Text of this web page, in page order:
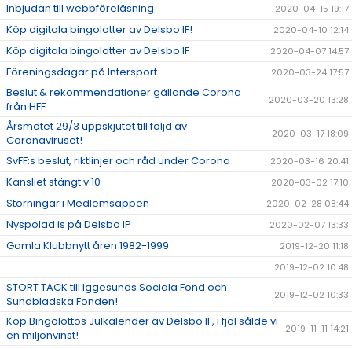
Inbjudan till webbföreläsning 2020-04-15 19:17
Köp digitala bingolotter av Delsbo IF! 2020-04-10 12:14
Köp digitala bingolotter av Delsbo IF 2020-04-07 14:57
Föreningsdagar på Intersport 2020-03-24 17:57
Beslut & rekommendationer gällande Corona
från HFF
2020-03-20 13:28
Årsmötet 29/3 uppskjutet till följd av
Coronaviruset!
2020-03-17 18:09
SvFF:s beslut, riktlinjer och råd under Corona 2020-03-16 20:41
Kansliet stängt v.10 2020-03-02 17:10
Störningar i Medlemsappen 2020-02-28 08:44
Nyspolad is på Delsbo IP 2020-02-07 13:33
Gamla Klubbnytt åren 1982-1999
2019-12-20 11:18
2019-12-02 10:48
STORT TACK till Iggesunds Sociala Fond och
Sundbladska Fonden!
2019-12-02 10:33
Köp Bingolottos Julkalender av Delsbo IF, i fjol sålde vi
en miljonvinst!
2019-11-11 14:21